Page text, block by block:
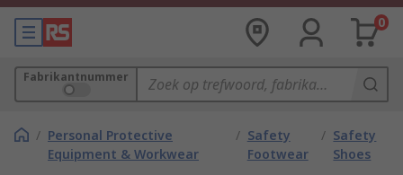
0
Fabrikantnummer
/ Personal Protective
Equipment & Workwear
/ Safety
Footwear
/ Safety
Shoes